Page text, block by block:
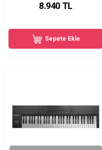
8.940 TL
Sepete Ekle